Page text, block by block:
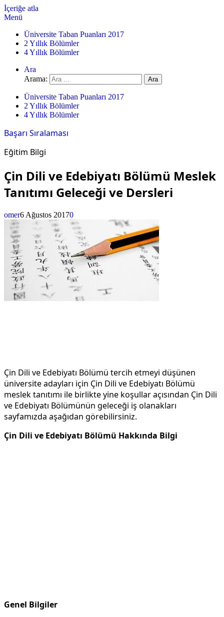
İçeriğe atla
Menü
Üniversite Taban Puanları 2017
2 Yıllık Bölümler
4 Yıllık Bölümler
Ara
Arama:
Üniversite Taban Puanları 2017
2 Yıllık Bölümler
4 Yıllık Bölümler
Başarı Sıralaması
Eğitim Bilgi
Çin Dili ve Edebiyatı Bölümü Meslek
Tanıtımı Geleceği ve Dersleri
omer6 Ağustos 20170
Çin Dili ve Edebiyatı Bölümü tercih etmeyi düşünen
üniversite adayları için Çin Dili ve Edebiyatı Bölümü
meslek tanıtımı ile birlikte yine koşullar açısından Çin Dili
ve Edebiyatı Bölümünün geleceği iş olanakları
sayfamızda aşağıdan görebilirsiniz.
Çin Dili ve Edebiyatı Bölümü Hakkında Bilgi
Genel Bilgiler